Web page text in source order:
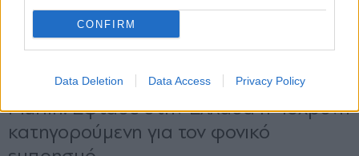
CONFIRM
Data Deletion Data Access Privacy Policy